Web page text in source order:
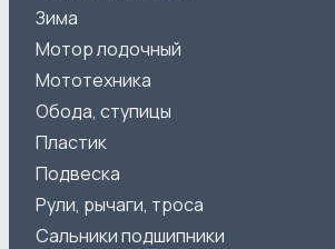
Зима
Мотор лодочный
Мототехника
Обода, ступицы
Пластик
Подвеска
Рули, рычаги, троса
Сальники подшипники